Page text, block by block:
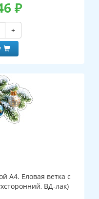
₽
+
А4. Еловая ветка с
ВД-лак)